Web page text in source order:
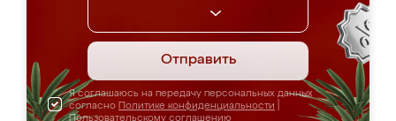
Отправить
Я соглашаюсь на передачу персональных данных
согласно Политике конфиденциальности
Пользовательскому соглашению